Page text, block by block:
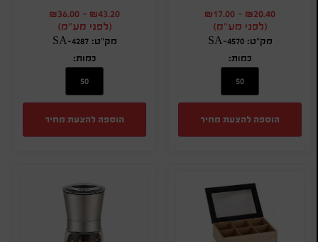
₪20.40
-
₪17.00
(לפני מע"מ)
מק"ט: SA-4570
כמות:
הוספה להצעת מחיר
₪43.20
-
₪36.00
(לפני מע"מ)
מק"ט: SA-4287
כמות:
הוספה להצעת מחיר